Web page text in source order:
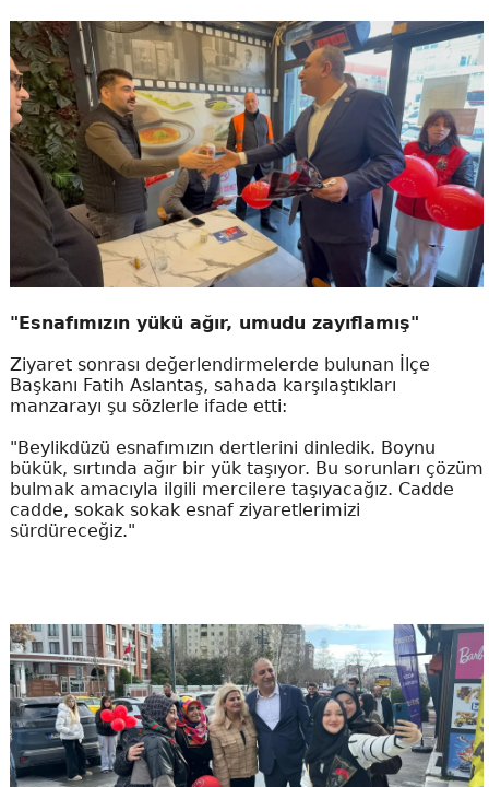
"Esnafımızın yükü ağır, umudu zayıflamış"
Ziyaret sonrası değerlendirmelerde bulunan İlçe
Başkanı Fatih Aslantaş, sahada karşılaştıkları
manzarayı şu sözlerle ifade etti:
"Beylikdüzü esnafımızın dertlerini dinledik. Boynu
bükük, sırtında ağır bir yük taşıyor. Bu sorunları çözüm
bulmak amacıyla ilgili mercilere taşıyacağız. Cadde
cadde, sokak sokak esnaf ziyaretlerimizi
sürdüreceğiz."